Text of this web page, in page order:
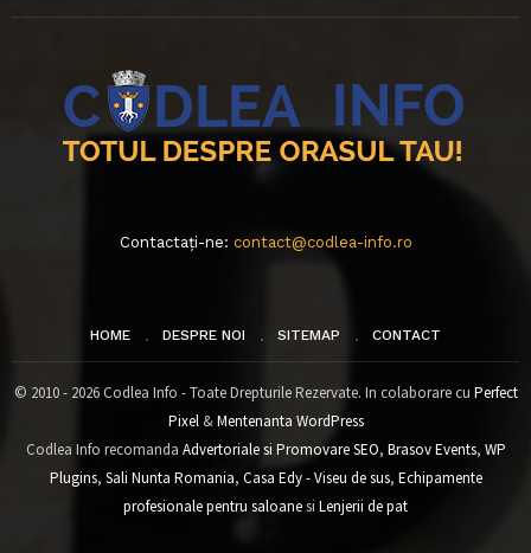
Contactați-ne: contact@codlea-info.ro
HOME DESPRE NOI SITEMAP CONTACT
© 2010 - 2026 Codlea Info - Toate Drepturile Rezervate. In colaborare cu Perfect
Pixel&Mentenanta WordPress
Codlea Info recomanda Advertoriale si Promovare SEO, Brasov Events, WP
Plugins, Sali Nunta Romania, Casa Edy - Viseu de sus, Echipamente
profesionale pentru saloanesi Lenjerii de pat